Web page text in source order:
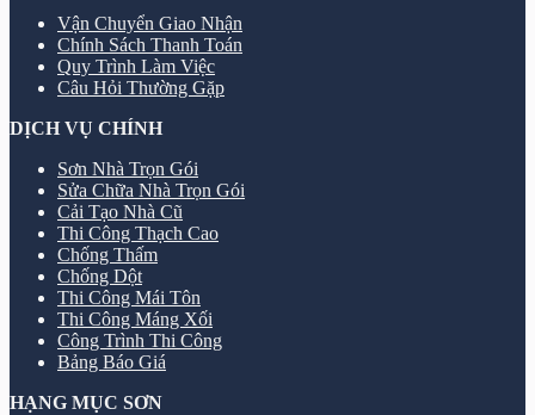
Vận Chuyển Giao Nhận
Chính Sách Thanh Toán
Quy Trình Làm Việc
Câu Hỏi Thường Gặp
DỊCH VỤ CHÍNH
Sơn Nhà Trọn Gói
Sửa Chữa Nhà Trọn Gói
Cải Tạo Nhà Cũ
Thi Công Thạch Cao
Chống Thấm
Chống Dột
Thi Công Mái Tôn
Thi Công Máng Xối
Công Trình Thi Công
Bảng Báo Giá
HẠNG MỤC SƠN